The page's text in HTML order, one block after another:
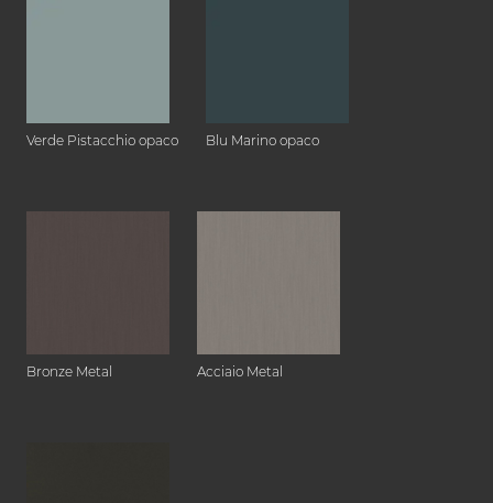
Verde Pistacchio opaco Blu Marino opaco
Bronze Metal Acciaio Metal